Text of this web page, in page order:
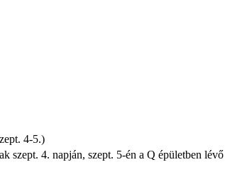
4-5.)
szept. 4. napján, szept. 5-én a Q épületben lévő